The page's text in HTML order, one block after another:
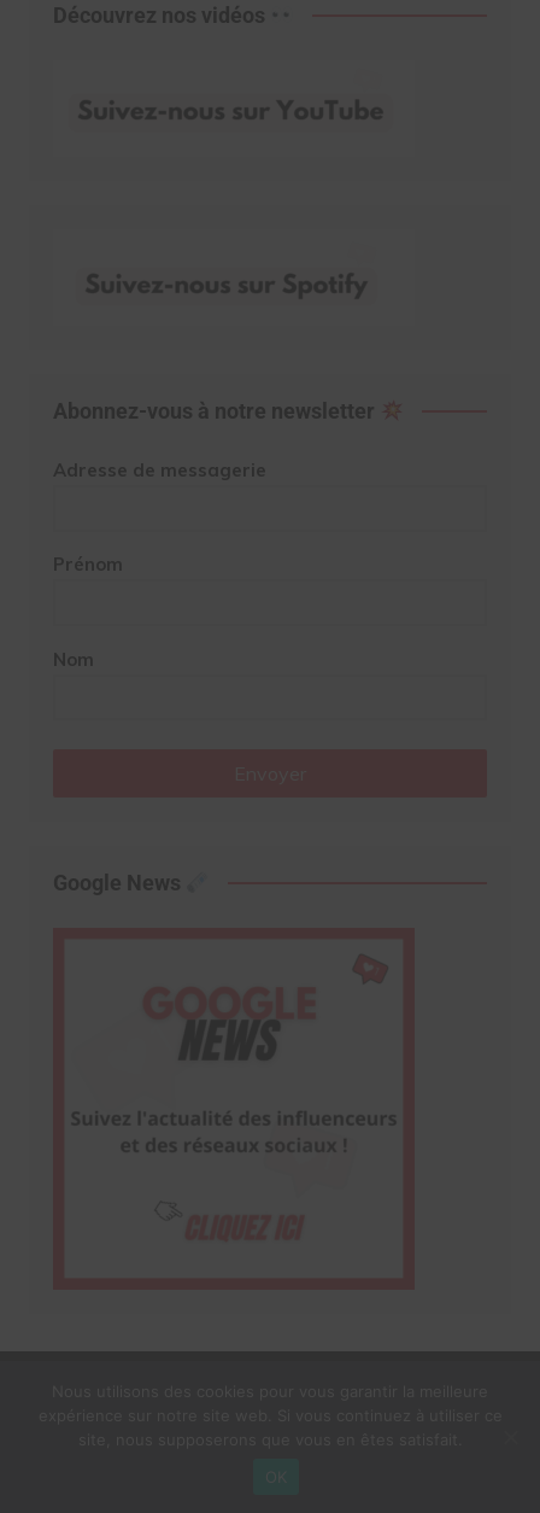
Découvrez nos vidéos
Abonnez-vous à notre newsletter
Adresse de messagerie
Prénom
Nom
Google News
À propos
OK